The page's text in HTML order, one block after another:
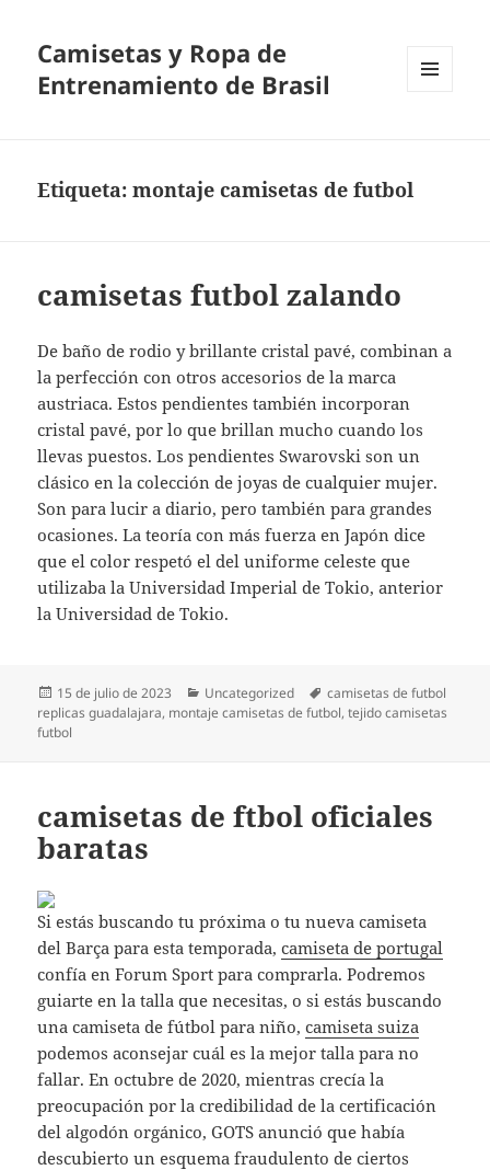
Camisetas y Ropa de
Entrenamiento de Brasil
Etiqueta:montaje camisetas de futbol
camisetas futbol zalando
De baño de rodio y brillante cristal pavé, combinan a
la perfección con otros accesorios de la marca
austriaca. Estos pendientes también incorporan
cristal pavé, por lo que brillan mucho cuando los
llevas puestos. Los pendientes Swarovski son un
clásico en la colección de joyas de cualquier mujer.
Son para lucir a diario, pero también para grandes
ocasiones. La teoría con más fuerza en Japón dice
que el color respetó el del uniforme celeste que
utilizaba la Universidad Imperial de Tokio, anterior
la Universidad de Tokio.
Publicado
el
15 de julio de 2023 Categorías
Uncategorized Etiquetas
camisetas de futbol
replicas guadalajara, montaje camisetas de futbol,tejido camisetas
futbol
camisetas de ftbol oficiales
baratas
Si estás buscando tu próxima o tu nueva camiseta
del Barça para esta temporada,camiseta de portugal
confía en Forum Sport para comprarla. Podremos
guiarte en la talla que necesitas, o si estás buscando
una camiseta de fútbol para niño,camiseta suiza
podemos aconsejar cuál es la mejor talla para no
fallar. En octubre de 2020, mientras crecía la
preocupación por la credibilidad de la certificación
del algodón orgánico, GOTS anunció que había
descubierto un esquema fraudulento de ciertos